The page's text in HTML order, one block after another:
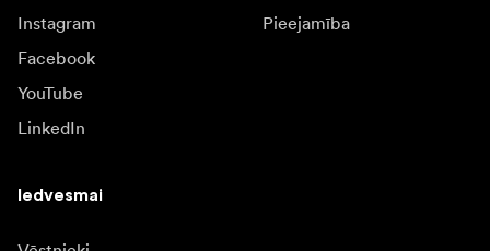
Instagram
Facebook
YouTube
LinkedIn
Pieejamība
Iedvesmai